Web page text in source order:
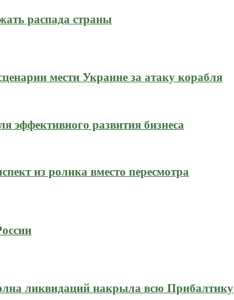
распада страны
мести Украине за атаку корабля
эффективного развития бизнеса
из ролика вместо пересмотра
ликвидаций накрыла всю Прибалтику